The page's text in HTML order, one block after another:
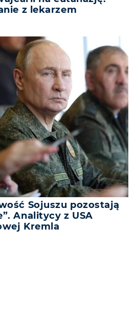
z lekarzem
Sojuszu pozostają
Analitycy z USA
Kremla